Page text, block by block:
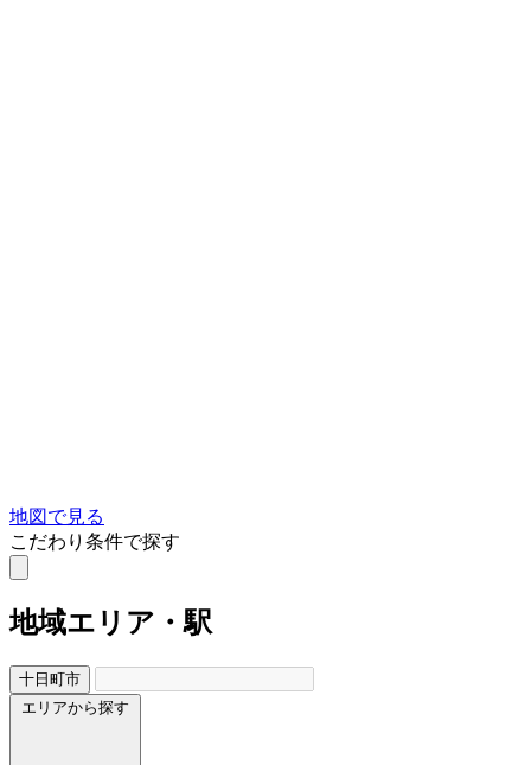
地図で見る
こだわり条件で探す
地域エリア・駅
十日町市
エリアから探す